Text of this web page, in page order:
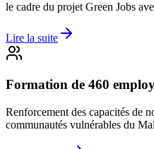
le cadre du projet Green Jobs
Lire la suite
Formation de 460
Renforcement des capacités de
communautés vulnérables du